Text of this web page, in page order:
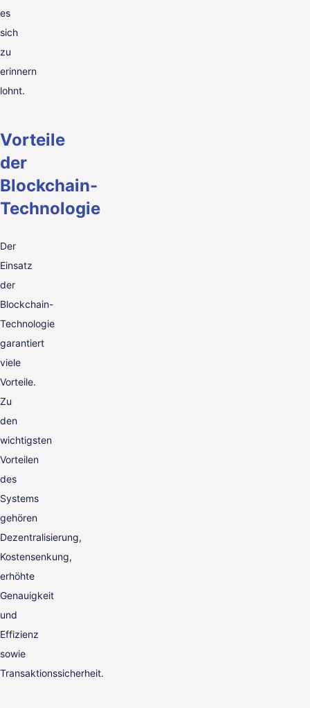
es
sich
zu
erinnern
lohnt.
Vorteile
der
Blockchain-
Technologie
Der
Einsatz
der
Blockchain-
Technologie
garantiert
viele
Vorteile.
Zu
den
wichtigsten
Vorteilen
des
Systems
gehören
Dezentralisierung,
Kostensenkung,
erhöhte
Genauigkeit
und
Effizienz
sowie
Transaktionssicherheit.